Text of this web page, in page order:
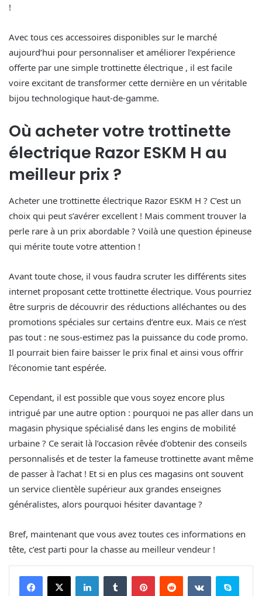
!
Avec tous ces accessoires disponibles sur le marché
aujourd’hui pour personnaliser et améliorer l’expérience
offerte par une simple trottinette électrique , il est facile
voire excitant de transformer cette dernière en un véritable
bijou technologique haut-de-gamme.
Où acheter votre trottinette
électrique Razor ESKM H au
meilleur prix ?
Acheter une trottinette électrique Razor ESKM H ? C’est un
choix qui peut s’avérer excellent ! Mais comment trouver la
perle rare à un prix abordable ? Voilà une question épineuse
qui mérite toute votre attention !
Avant toute chose, il vous faudra scruter les différents sites
internet proposant cette trottinette électrique. Vous pourriez
être surpris de découvrir des réductions alléchantes ou des
promotions spéciales sur certains d’entre eux. Mais ce n’est
pas tout : ne sous-estimez pas la puissance du code promo.
Il pourrait bien faire baisser le prix final et ainsi vous offrir
l’économie tant espérée.
Cependant, il est possible que vous soyez encore plus
intrigué par une autre option : pourquoi ne pas aller dans un
magasin physique spécialisé dans les engins de mobilité
urbaine ? Ce serait là l’occasion rêvée d’obtenir des conseils
personnalisés et de tester la fameuse trottinette avant même
de passer à l’achat ! Et si en plus ces magasins ont souvent
un service clientèle supérieur aux grandes enseignes
généralistes, alors pourquoi hésiter davantage ?
Bref, maintenant que vous avez toutes ces informations en
tête, c’est parti pour la chasse au meilleur vendeur !
LinkedinTumblr PinterestReddit VKontakteSkype